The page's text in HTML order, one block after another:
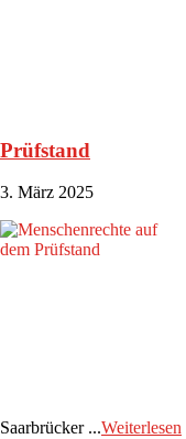
Prüfstand
3. März 2025
Saarbrücker ...Weiterlesen